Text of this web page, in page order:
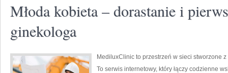
Młoda kobieta – dorastanie i
ginekologa
MediluxClinic to przestrzeń w sieci stworzone
To serwis internetowy, który łączy codzienne